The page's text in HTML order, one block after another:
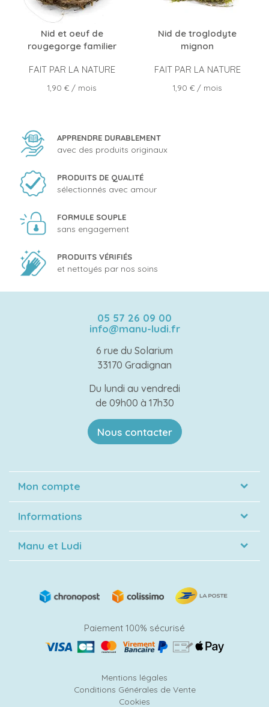
Nid et oeuf de
rougegorge familier
FAIT PAR LA NATURE
Prix
1,90 € / mois
Nid de troglodyte
mignon
FAIT PAR LA NATURE
Prix
1,90 € / mois
APPRENDRE DURABLEMENT
avec des produits originaux
PRODUITS DE QUALITÉ
sélectionnés avec amour
FORMULE SOUPLE
sans engagement
PRODUITS VÉRIFIÉS
et nettoyés par nos soins
05 57 26 09 00
info@manu-ludi.fr
6 rue du Solarium
33170 Gradignan
Du lundi au vendredi
de 09h00 à 17h30
Nous contacter
Mon compte
Informations
Manu et Ludi
Paiement 100% sécurisé
Mentions légales
Conditions Générales de Vente
Cookies